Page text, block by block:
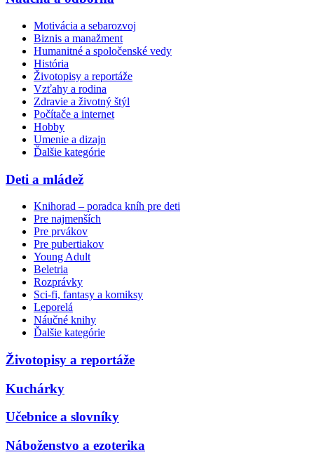
Motivácia a sebarozvoj
Biznis a manažment
Humanitné a spoločenské vedy
História
Životopisy a reportáže
Vzťahy a rodina
Zdravie a životný štýl
Počítače a internet
Hobby
Umenie a dizajn
Ďalšie kategórie
Deti a mládež
Knihorad – poradca kníh pre deti
Pre najmenších
Pre prvákov
Pre pubertiakov
Young Adult
Beletria
Rozprávky
Sci-fi, fantasy a komiksy
Leporelá
Náučné knihy
Ďalšie kategórie
Životopisy a reportáže
Kuchárky
Učebnice a slovníky
Náboženstvo a ezoterika